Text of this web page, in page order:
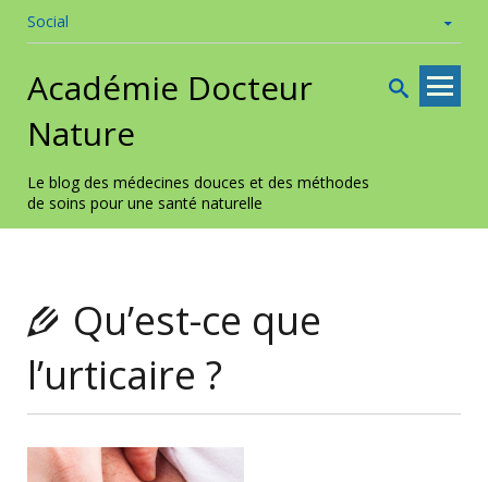
Social
Académie Docteur
Nature
Le blog des médecines douces et des méthodes
de soins pour une santé naturelle
Skip to
content
Qu’est-ce que
l’urticaire ?